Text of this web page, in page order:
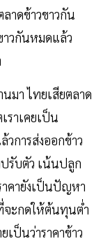
าดข้าวขาวกัน
าวกันหมดแล้ว
มา ไทยเสียตลาด
ราเคยเป็น
การส่งออกข้าว
รับตัว เน้นปลูก
คายังเป็นปัญหา
จะกดให้ต้นทุนตํ่า
ป็นว่าราคาข้าว